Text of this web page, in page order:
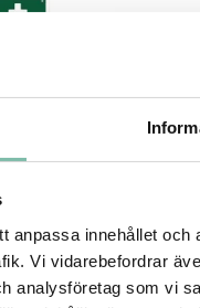
anpassa innehållet
Vi vidarebefordrar
analysföretag som vi
1892